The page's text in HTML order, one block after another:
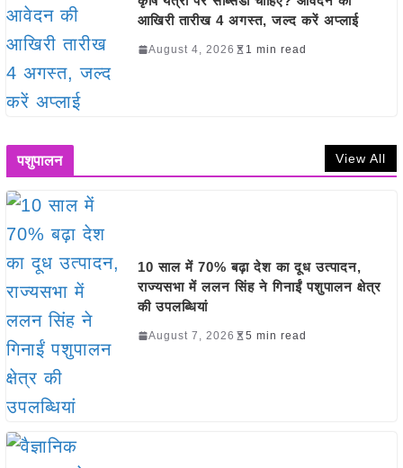
आखिरी तारीख 4 अगस्त, जल्द करें अप्लाई
August 4, 2026 1 min read
पशुपालन View All
10 साल में 70% बढ़ा देश का दूध उत्पादन,
राज्यसभा में ललन सिंह ने गिनाईं पशुपालन क्षेत्र
की उपलब्धियां
August 7, 2026 5 min read